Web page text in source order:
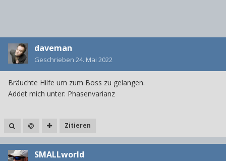
daveman
Geschrieben 24. Mai 2022
Bräuchte Hilfe um zum Boss zu gelangen.
Addet mich unter: Phasenvarianz
Zitieren
SMALLworld